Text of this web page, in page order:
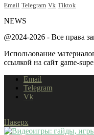
Email Telegram Vk Tiktok
NEWS
@2024-2026 - Все права
Использование
ссылкой на сайт game-
Email
Telegram
Vk
Наверх